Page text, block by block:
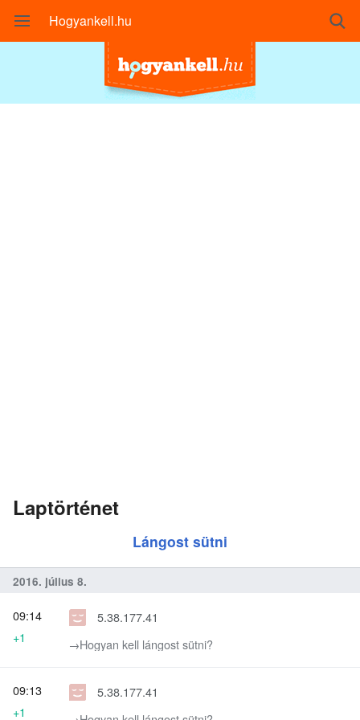
Hogyankell.hu
Laptörténet
Lángost sütni
2016. július 8.
5.38.177.41
→‎Hogyan kell lángost sütni?
09:14
+1
5.38.177.41
09:13
+1